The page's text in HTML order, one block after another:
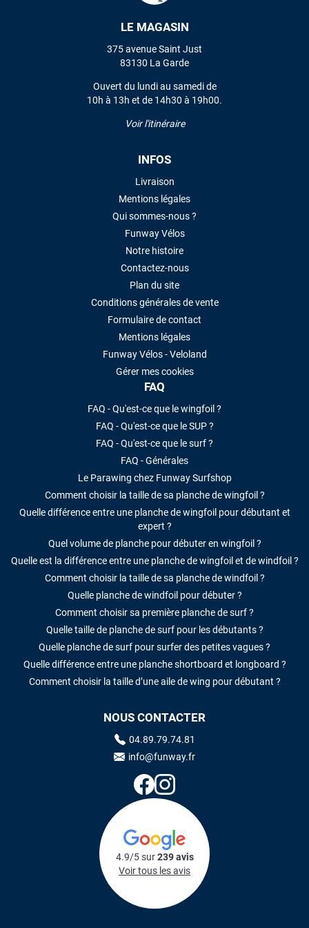
LE MAGASIN
375 avenue Saint Just
83130 La Garde
Ouvert du lundi au samedi de
10h à 13h et de 14h30 à 19h00.
Voir l'itinéraire
INFOS
Livraison
Mentions légales
Qui sommes-nous ?
Funway Vélos
Notre histoire
Contactez-nous
Plan du site
Conditions générales de vente
Formulaire de contact
Mentions légales
Funway Vélos - Veloland
Gérer mes cookies
FAQ
FAQ - Qu'est-ce que le wingfoil ?
FAQ - Qu'est-ce que le SUP ?
FAQ - Qu'est-ce que le surf ?
FAQ - Générales
Le Parawing chez Funway Surfshop
Comment choisir la taille de sa planche de wingfoil ?
Quelle différence entre une planche de wingfoil pour débutant et
expert ?
Quel volume de planche pour débuter en wingfoil ?
Quelle est la différence entre une planche de wingfoil et de windfoil ?
Comment choisir la taille de sa planche de windfoil ?
Quelle planche de windfoil pour débuter ?
Comment choisir sa première planche de surf ?
Quelle taille de planche de surf pour les débutants ?
Quelle planche de surf pour surfer des petites vagues ?
Quelle différence entre une planche shortboard et longboard ?
Comment choisir la taille d’une aile de wing pour débutant ?
NOUS CONTACTER
04.89.79.74.81
info@funway.fr
4.9/5 sur239 avis
Voir tous les avis
VOIR TOUS LES AVIS
LAISSER UN AVIS